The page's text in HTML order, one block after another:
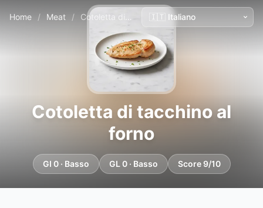
Home / Meat / Cotoletta di tacchino al forno
Cotoletta di tacchino al
forno
GI 0 · Basso GL 0 · Basso Score 9/10